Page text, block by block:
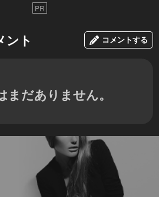
PR
ント コメントする
まだありません。